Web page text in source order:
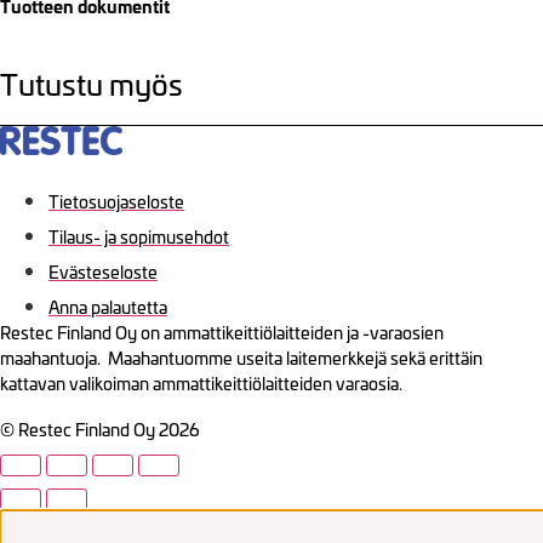
Tuotteen dokumentit
Tutustu myös
Tietosuojaseloste
Tilaus- ja sopimusehdot
Evästeseloste
Anna palautetta
Restec Finland Oy on ammattikeittiölaitteiden ja -varaosien
maahantuoja. Maahantuomme useita laitemerkkejä sekä erittäin
kattavan valikoiman ammattikeittiölaitteiden varaosia.
© Restec Finland Oy 2026